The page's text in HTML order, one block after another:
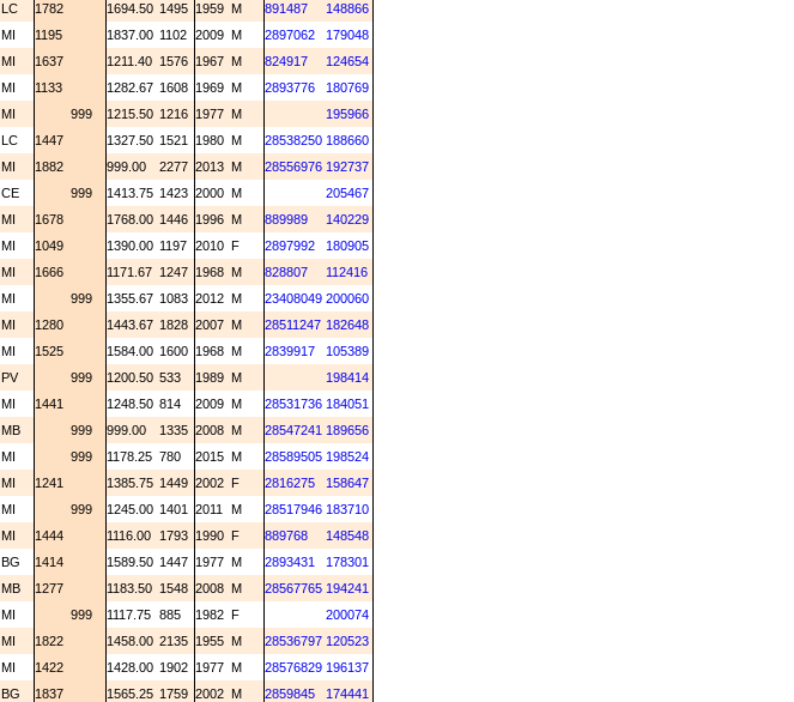
LC 1782 1694.50 1495 1959 M 891487
148866
MI 1195 1837.00 1102 2009 M 2897062
179048
MI 1637 1211.40 1576 1967 M 824917
124654
MI 1133 1282.67 1608 1969 M 2893776
180769
MI 999 1215.50 1216 1977 M
195966
LC 1447 1327.50 1521 1980 M 28538250 188660
MI 1882 999.00 2277 2013 M 28556976 192737
CE 999 1413.75 1423 2000 M
205467
MI 1678 1768.00 1446 1996 M 889989
140229
MI 1049 1390.00 1197 2010 F 2897992
180905
MI 1666 1171.67 1247 1968 M 828807
112416
MI 999 1355.67 1083 2012 M 23408049 200060
MI 1280 1443.67 1828 2007 M 28511247 182648
MI 1525 1584.00 1600 1968 M 2839917
105389
PV 999 1200.50 533 1989 M
198414
MI 1441 1248.50 814 2009 M 28531736 184051
MB 999 999.00 1335 2008 M 28547241 189656
MI 999 1178.25 780 2015 M 28589505 198524
MI 1241 1385.75 1449 2002 F 2816275
158647
MI 999 1245.00 1401 2011 M 28517946 183710
MI 1444 1116.00 1793 1990 F 889768
148548
BG 1414 1589.50 1447 1977 M 2893431
178301
MB 1277 1183.50 1548 2008 M 28567765 194241
MI 999 1117.75 885 1982 F
200074
MI 1822 1458.00 2135 1955 M 28536797 120523
MI 1422 1428.00 1902 1977 M 28576829 196137
BG 1837 1565.25 1759 2002 M 2859845
174441